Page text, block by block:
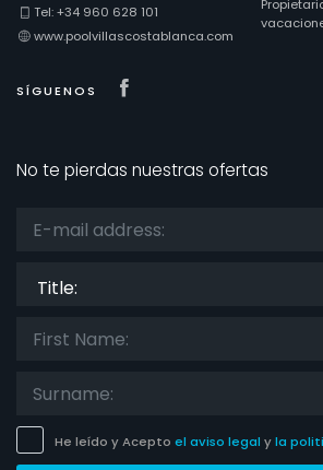
Tel: +34 960 628 101
www.poolvillascostablanca.com
SÍGUENOS
No te pierdas nuestras ofertas
He leído y Acepto el aviso legal yla